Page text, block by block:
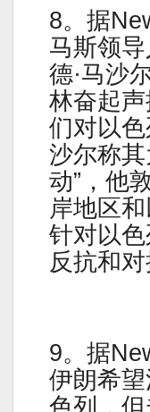
8。据
马斯领
德·马沙
林奋起
们对以
沙尔称
动”，他
岸地区
针对以
反抗和对
9。据
伊朗希
色列，